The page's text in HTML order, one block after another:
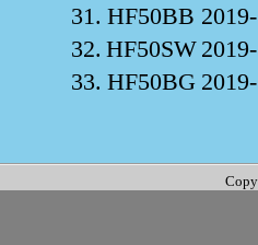
31. HF50BB
32. HF50SW
33. HF50BG